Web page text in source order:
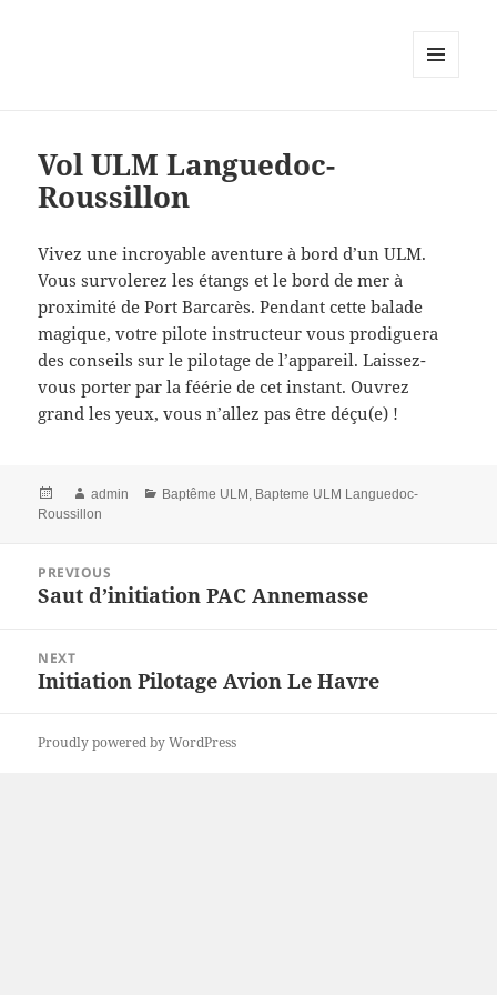
Vol ULM Languedoc-
Roussillon
Vivez une incroyable aventure à bord d’un ULM.
Vous survolerez les étangs et le bord de mer à
proximité de Port Barcarès. Pendant cette balade
magique, votre pilote instructeur vous prodiguera
des conseils sur le pilotage de l’appareil. Laissez-
vous porter par la féérie de cet instant. Ouvrez
grand les yeux, vous n’allez pas être déçu(e) !
Posted
on
Author
admin Categories
Baptême ULM , Bapteme ULM Languedoc-
Roussillon
navigation
PREVIOUS
Previous
Saut d’initiation PAC Annemasse
NEXT
Next
Initiation Pilotage Avion Le Havre
Proudly powered by WordPress